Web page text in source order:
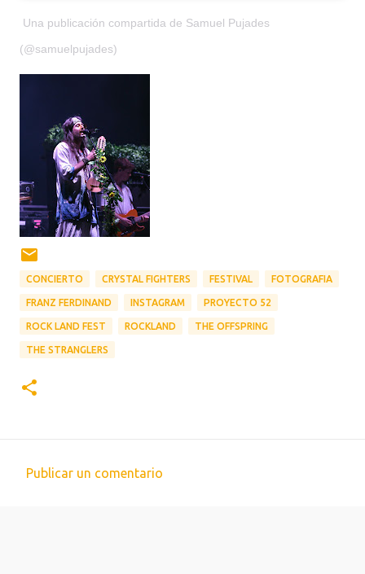
Una publicación compartida de Samuel Pujades
(@samuelpujades)
CONCIERTO CRYSTAL FIGHTERS FESTIVAL FOTOGRAFIA
FRANZ FERDINAND INSTAGRAM PROYECTO 52
ROCK LAND FEST ROCKLAND THE OFFSPRING
THE STRANGLERS
Publicar un comentario